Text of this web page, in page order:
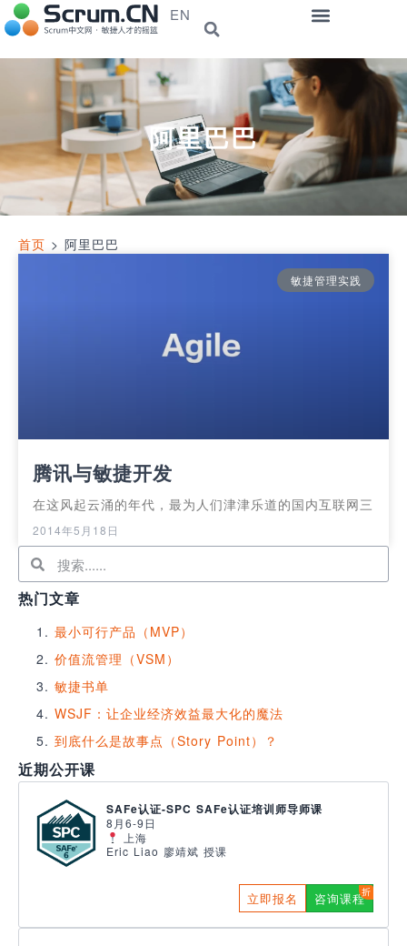
EN
阿里巴巴
首页 > 阿里巴巴
敏捷管理实践
腾讯与敏捷开发
在这风起云涌的年代，最为人们津津乐道的国内互联网三
2014年5月18日
热门文章
最小可行产品（MVP）
价值流管理（VSM）
敏捷书单
WSJF：让企业经济效益最大化的魔法
到底什么是故事点（Story Point）？
近期公开课
SAFe认证-SPC SAFe认证培训师导师课
8月6-9日
上海
Eric Liao 廖靖斌 授课
立即报名 咨询课程